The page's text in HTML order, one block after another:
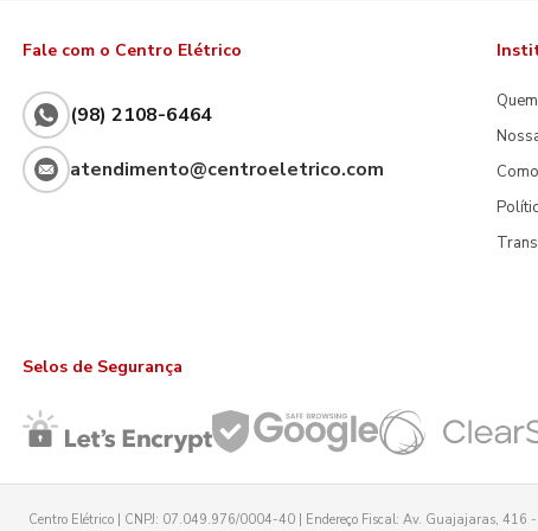
Fale com o Centro Elétrico
(98) 2108-6464
atendimento@centroeletrico.com
Selos de Segurança
Centro Elétrico | CNPJ: 07.049.976/0004-40 | Endereço Fiscal: Av. Guajajaras,